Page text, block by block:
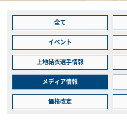
全て
イベント
上地結衣選手情報
メディア情報
価格改定